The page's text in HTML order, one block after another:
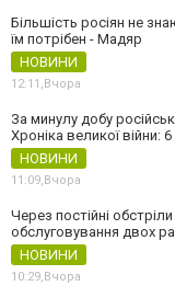
Більшість росіян не
їм потрібен - Мадяр
НОВИНИ
12:11, Вчора
За минулу добу
Хроніка великої війни:
НОВИНИ
11:09, Вчора
Через постійні
обслуговування двох
НОВИНИ
10:29, Вчора